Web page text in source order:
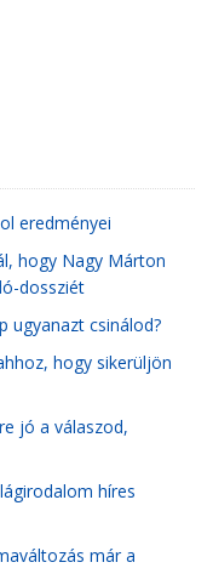
eredményei
hogy Nagy Márton
dossziét
ugyanazt csinálod?
hogy sikerüljön
jó a válaszod,
híres
már a